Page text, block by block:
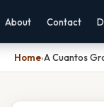
About Contact
Home›A Cuantos